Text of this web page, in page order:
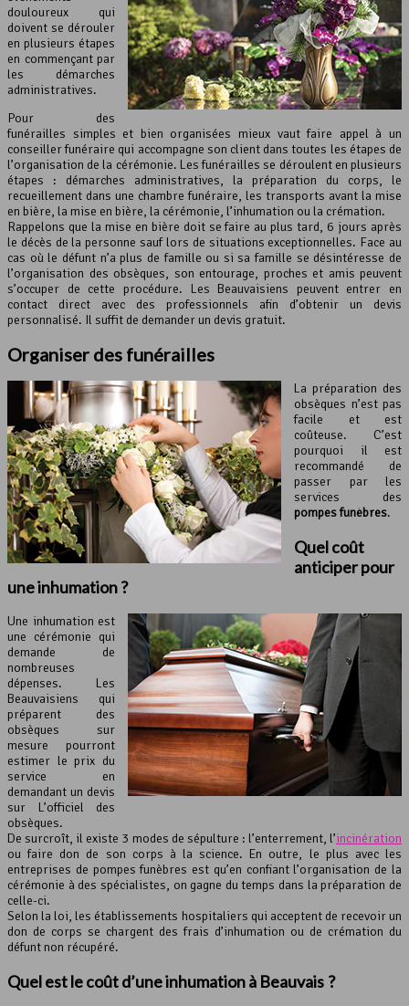
douloureux qui
doivent se dérouler
en plusieurs étapes
en commençant par
les démarches
administratives.
Pour des
funérailles simples et bien organisées mieux vaut faire appel à un
conseiller funéraire qui accompagne son client dans toutes les étapes de
l’organisation de la cérémonie. Les funérailles se déroulent en plusieurs
étapes : démarches administratives, la préparation du corps, le
recueillement dans une chambre funéraire, les transports avant la mise
en bière, la mise en bière, la cérémonie, l’inhumation ou la crémation.
Rappelons que la mise en bière doit se faire au plus tard, 6 jours après
le décès de la personne sauf lors de situations exceptionnelles. Face au
cas où le défunt n’a plus de famille ou si sa famille se désintéresse de
l’organisation des obsèques, son entourage, proches et amis peuvent
s’occuper de cette procédure. Les Beauvaisiens peuvent entrer en
contact direct avec des professionnels afin d’obtenir un devis
personnalisé. Il suffit de demander un devis gratuit.
Organiser des funérailles
La préparation des
obsèques n’est pas
facile et est
coûteuse. C’est
pourquoi il est
recommandé de
passer par les
services des
pompes funèbres.
Quel coût
anticiper pour
une inhumation ?
Une inhumation est
une cérémonie qui
demande de
nombreuses
dépenses. Les
Beauvaisiens qui
préparent des
obsèques sur
mesure pourront
estimer le prix du
service en
demandant un devis
sur L’officiel des
obsèques.
De surcroît, il existe 3 modes de sépulture : l’enterrement, l’incinération
ou faire don de son corps à la science. En outre, le plus avec les
entreprises de pompes funèbres est qu’en confiant l’organisation de la
cérémonie à des spécialistes, on gagne du temps dans la préparation de
celle-ci.
Selon la loi, les établissements hospitaliers qui acceptent de recevoir un
don de corps se chargent des frais d’inhumation ou de crémation du
défunt non récupéré.
Quel est le coût d’une inhumation à Beauvais ?